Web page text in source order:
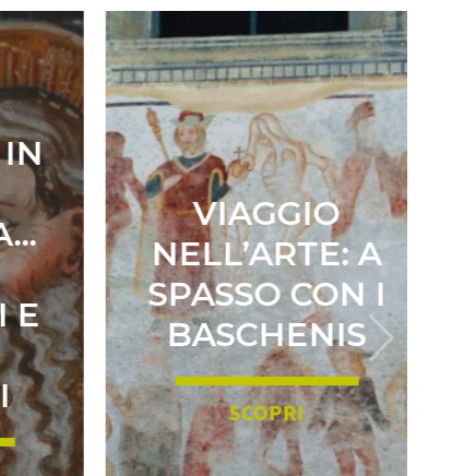
VIAGGIO
NELL’ARTE: A
SPASSO CON I
BASCHENIS
SCOPRI